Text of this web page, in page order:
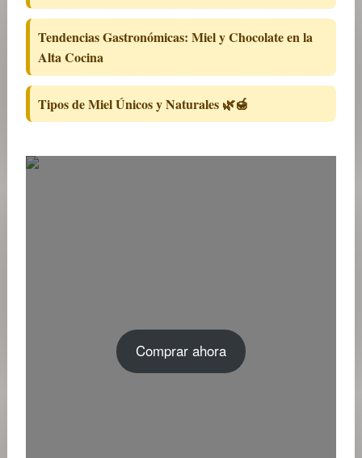
Tendencias Gastronómicas: Miel y Chocolate en la
Alta Cocina
Tipos de Miel Únicos y Naturales 🌿🍯
Comprar ahora